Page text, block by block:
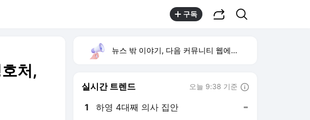
구독
처,
뉴스 밖 이야기, 다음 커뮤니티 웹에서 보기
실시간 트렌드 오늘 9:38 기준
1 하영 4대째 의사 집안